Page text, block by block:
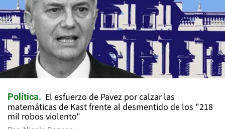
Política
El esfuerzo de Pavez por calzar las
matemáticas de Kast frente al desmentido de los "218
mil robos violento"